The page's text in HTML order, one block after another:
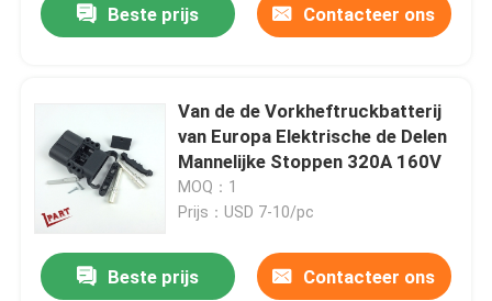
Beste prijs Contacteer ons
Van de de Vorkheftruckbatterij
van Europa Elektrische de Delen
Mannelijke Stoppen 320A 160V
MOQ：1
Prijs：USD 7-10/pc
Beste prijs Contacteer ons